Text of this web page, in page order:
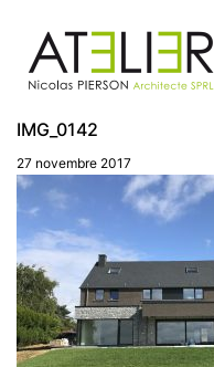
IMG_0142
27 novembre 2017